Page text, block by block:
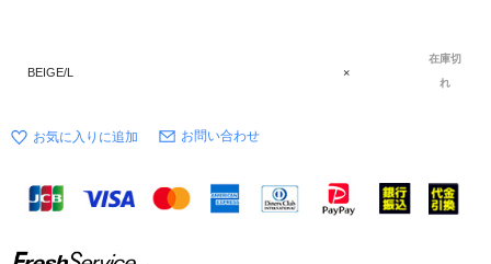
BEIGE/L ×
在庫切
れ
お問い合わせ